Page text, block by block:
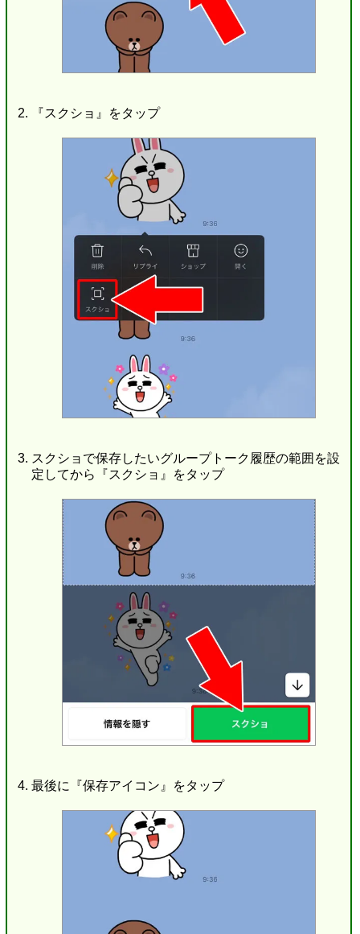
『スクショ』をタップ
スクショで保存したいグループトーク履歴の範囲を設
定してから『スクショ』をタップ
最後に『保存アイコン』をタップ